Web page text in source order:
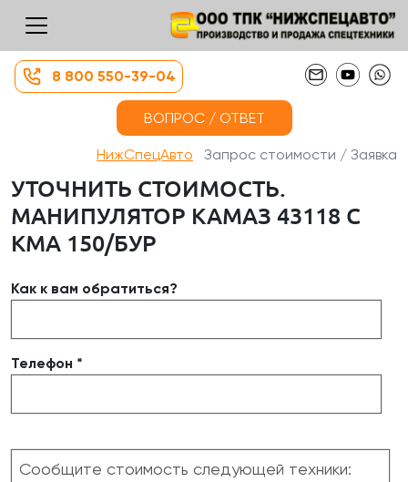
8 800 550-39-04
ВОПРОС / ОТВЕТ
НижСпецАвто Запрос стоимости / Заявка
УТОЧНИТЬ СТОИМОСТЬ.
МАНИПУЛЯТОР КАМАЗ 43118 С
КМА 150/БУР
Как к вам обратиться?
Телефон *